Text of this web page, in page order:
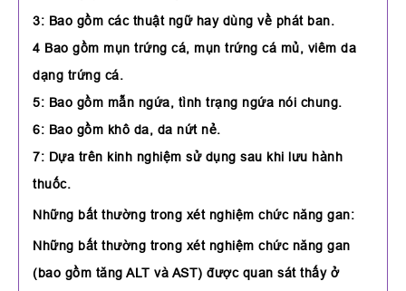
3: Bao gồm các thuật ngữ hay dùng về phát ban.
4 Bao gồm mụn trứng cá, mụn trứng cá mủ, viêm da
dạng trứng cá.
5: Bao gồm mẫn ngứa, tình trạng ngứa nói chung.
6: Bao gồm khô da, da nứt nẻ.
7: Dựa trên kinh nghiệm sử dụng sau khi lưu hành
thuốc.
Những bất thường trong xét nghiệm chức năng gan:
Những bất thường trong xét nghiệm chức năng gan
(bao gồm tăng ALT và AST) được quan sát thấy ở